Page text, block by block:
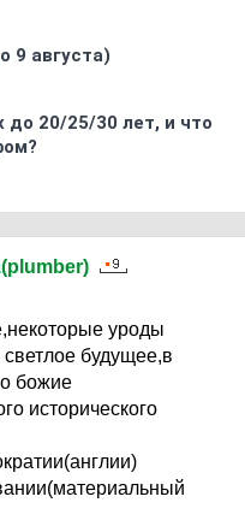
9 августа)
20/25/30 лет, и что
(plumber)
уроды
будущее,в
божие
исторического